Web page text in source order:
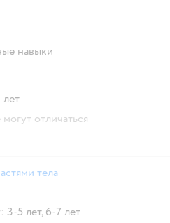
навыки
отличаться
тела
3-5 лет, 6-7 лет